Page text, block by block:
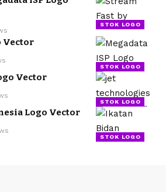
STOK LOGO
STOK LOGO
Vector
STOK LOGO
Vector
STOK LOGO
Logo Vector